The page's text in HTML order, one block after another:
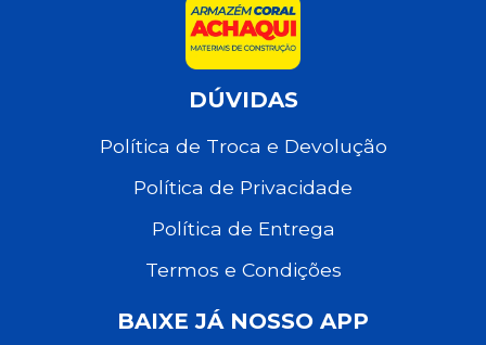
DÚVIDAS
Política de Troca e Devolução
Política de Privacidade
Política de Entrega
Termos e Condições
BAIXE JÁ NOSSO APP